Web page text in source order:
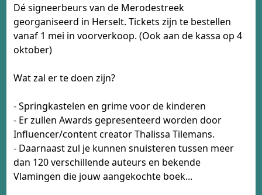
Dé signeerbeurs van de Merodestreek
georganiseerd in Herselt. Tickets zijn te bestellen
vanaf 1 mei in voorverkoop. (Ook aan de kassa op 4
oktober)
Wat zal er te doen zijn?
- Springkastelen en grime voor de kinderen
- Er zullen Awards gepresenteerd worden door
Influencer/content creator Thalissa Tilemans.
- Daarnaast zul je kunnen snuisteren tussen meer
dan 120 verschillende auteurs en bekende
Vlamingen die jouw aangekochte boek...